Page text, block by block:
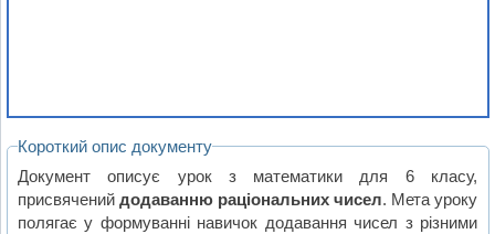
Короткий опис документу
Документ описує урок з математики для 6 класу,
присвяченийдодаванню раціональних чисел. Мета уроку
полягає у формуванні навичок додавання чисел з різними